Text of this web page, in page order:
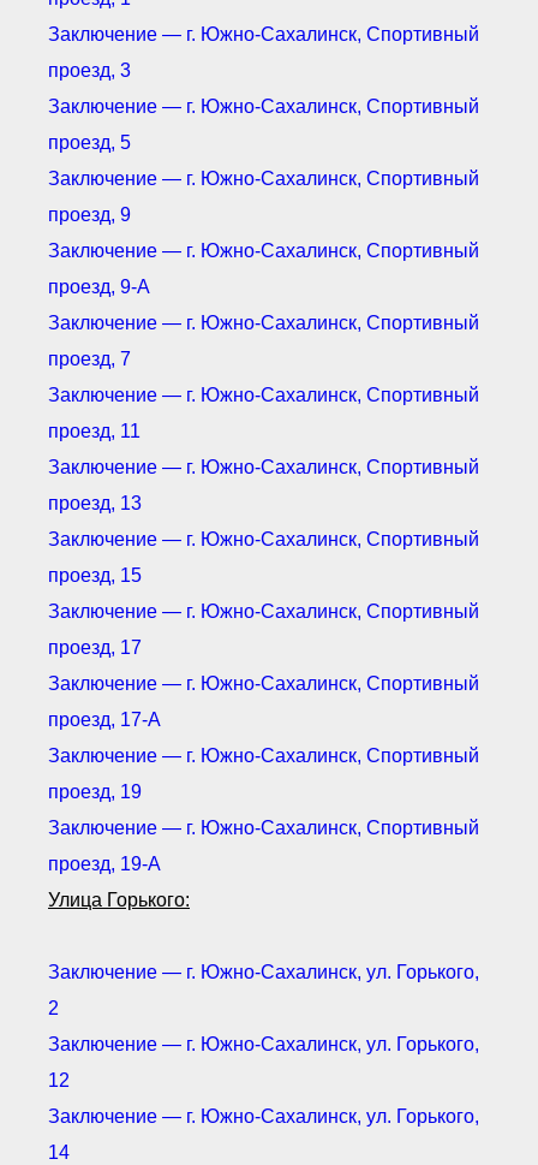
Заключение — г. Южно-Сахалинск, Спортивный
проезд, 3
Заключение — г. Южно-Сахалинск, Спортивный
проезд, 5
Заключение — г. Южно-Сахалинск, Спортивный
проезд, 9
Заключение — г. Южно-Сахалинск, Спортивный
проезд, 9-А
Заключение — г. Южно-Сахалинск, Спортивный
проезд, 7
Заключение — г. Южно-Сахалинск, Спортивный
проезд, 11
Заключение — г. Южно-Сахалинск, Спортивный
проезд, 13
Заключение — г. Южно-Сахалинск, Спортивный
проезд, 15
Заключение — г. Южно-Сахалинск, Спортивный
проезд, 17
Заключение — г. Южно-Сахалинск, Спортивный
проезд, 17-А
Заключение — г. Южно-Сахалинск, Спортивный
проезд, 19
Заключение — г. Южно-Сахалинск, Спортивный
проезд, 19-А
Улица Горького:
Заключение — г. Южно-Сахалинск, ул. Горького,
2
Заключение — г. Южно-Сахалинск, ул. Горького,
12
Заключение — г. Южно-Сахалинск, ул. Горького,
14